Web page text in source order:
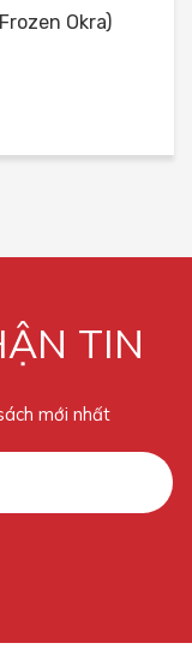
Okra)
TIN
mới nhất